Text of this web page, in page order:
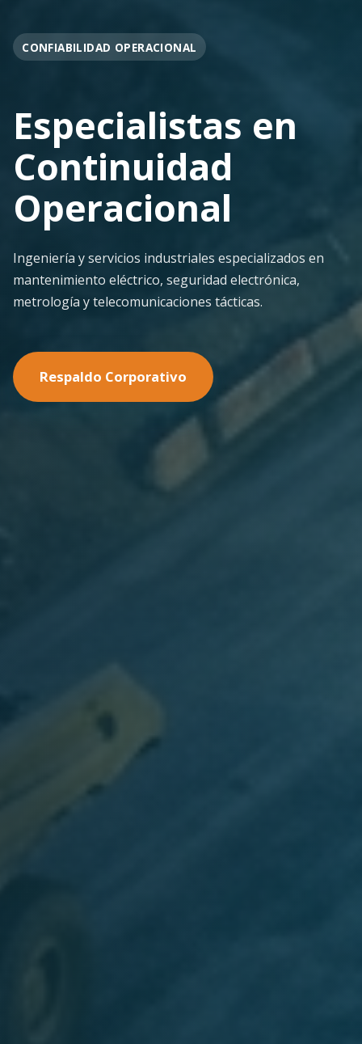
OPERACIÓN EN FAENA
Soporte
Operacional
Continuo
Despliegue ágil en terreno con los más altos
estándares de seguridad y calidad técnica para la
minería pesada.
Nuestras Soluciones